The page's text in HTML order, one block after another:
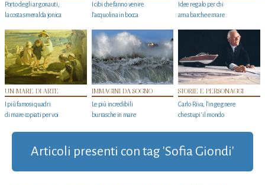
Porto degli argonauti,
la costa smeralda jonica
I cibi che fanno venire
l’acquolina in bocca
Idee regalo per chi
ama barche e mare
UN MARE DI ARTE
I più famosi quadri
di mare copiati per voi
IMMAGINI DA SOGNO
Le più incredibili
burrasche in mare
STORIE E PERSONAGGI
Carlo Riva, l’ingegnere
che stupi' il mondo
Articoli presenti con tag 'Sofia Giondi'